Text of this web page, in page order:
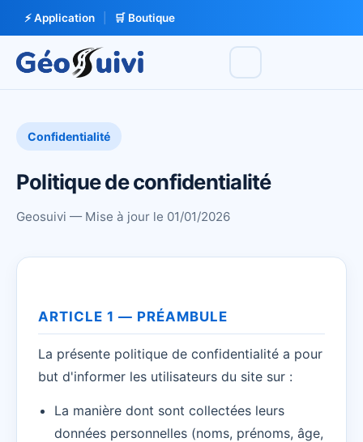
⚡ Application 🛒 Boutique
Confidentialité
Politique de confidentialité
Geosuivi — Mise à jour le 01/01/2026
ARTICLE 1 — PRÉAMBULE
La présente politique de confidentialité a pour
but d'informer les utilisateurs du site sur :
La manière dont sont collectées leurs
données personnelles (noms, prénoms, âge,